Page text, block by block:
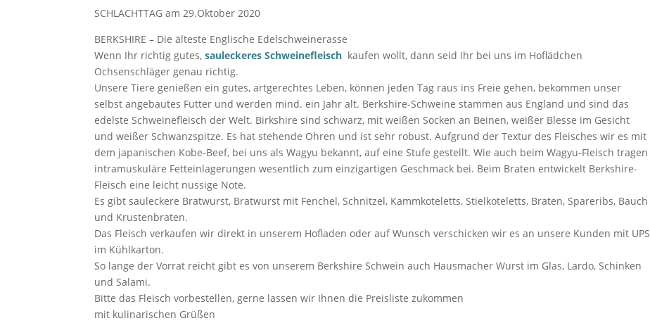
SCHLACHTTAG am 29.Oktober 2020
BERKSHIRE – Die älteste Englische Edelschweinerasse
Wenn Ihr richtig gutes,sauleckeres Schweinefleisch kaufen wollt, dann seid Ihr bei uns im Hoflädchen
Ochsenschläger genau richtig.
Unsere Tiere genießen ein gutes, artgerechtes Leben, können jeden Tag raus ins Freie gehen, bekommen unser
selbst angebautes Futter und werden mind. ein Jahr alt. Berkshire-Schweine stammen aus England und sind das
edelste Schweinefleisch der Welt. Birkshire sind schwarz, mit weißen Socken an Beinen, weißer Blesse im Gesicht
und weißer Schwanzspitze. Es hat stehende Ohren und ist sehr robust. Aufgrund der Textur des Fleisches wir es mit
dem japanischen Kobe-Beef, bei uns als Wagyu bekannt, auf eine Stufe gestellt. Wie auch beim Wagyu-Fleisch tragen
intramuskuläre Fetteinlagerungen wesentlich zum einzigartigen Geschmack bei. Beim Braten entwickelt Berkshire-
Fleisch eine leicht nussige Note.
Es gibt sauleckere Bratwurst, Bratwurst mit Fenchel, Schnitzel, Kammkoteletts, Stielkoteletts, Braten, Spareribs, Bauch
und Krustenbraten.
Das Fleisch verkaufen wir direkt in unserem Hofladen oder auf Wunsch verschicken wir es an unsere Kunden mit UPS
im Kühlkarton.
So lange der Vorrat reicht gibt es von unserem Berkshire Schwein auch Hausmacher Wurst im Glas, Lardo, Schinken
und Salami.
Bitte das Fleisch vorbestellen, gerne lassen wir Ihnen die Preisliste zukommen
mit kulinarischen Grüßen